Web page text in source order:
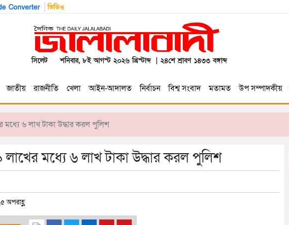
Converter ভিডিও
সিলেট শনিবার, ৮ই আগস্ট ২০২৬ খ্রিস্টাব্দ | ২৪শে শ্রাবণ ১৪৩৩ বঙ্গাব্দ
জাতীয় রাজনীতি খেলা আইন-আদালত নির্বাচন বিশ্ব সংবাদ মতামত উপ সম্পাদকীয়
মধ্যে ৬ লাখ টাকা উদ্ধার করল পুলিশ
লাখের মধ্যে ৬ লাখ টাকা উদ্ধার করল পুলিশ
অপরাহ্ণ